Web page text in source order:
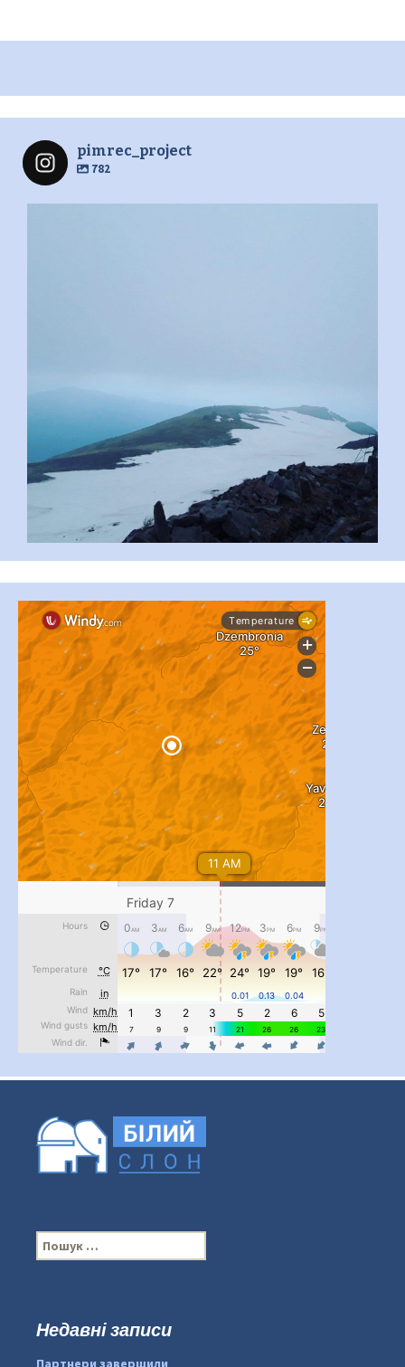
pimrec_project
782
...
pimrec_project
#PipIvanToday...
pimrec_project
#PipIvanToday
П
о
:Недавні записи
Партнери завершили